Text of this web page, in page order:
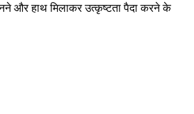
और हाथ मिलाकर उत्कृष्टता पैदा करने के